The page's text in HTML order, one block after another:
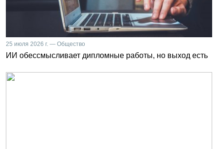
25 июля 2026 г. — Общество
ИИ обессмысливает дипломные работы, но выход есть